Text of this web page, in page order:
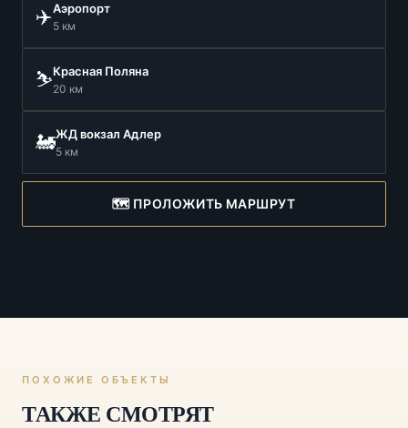
✈️Аэропорт
5 км
⛷️Красная Поляна
20 км
🚂ЖД вокзал Адлер
5 км
🗺️ ПРОЛОЖИТЬ МАРШРУТ
ПОХОЖИЕ ОБЪЕКТЫ
ТАКЖЕ СМОТРЯТ